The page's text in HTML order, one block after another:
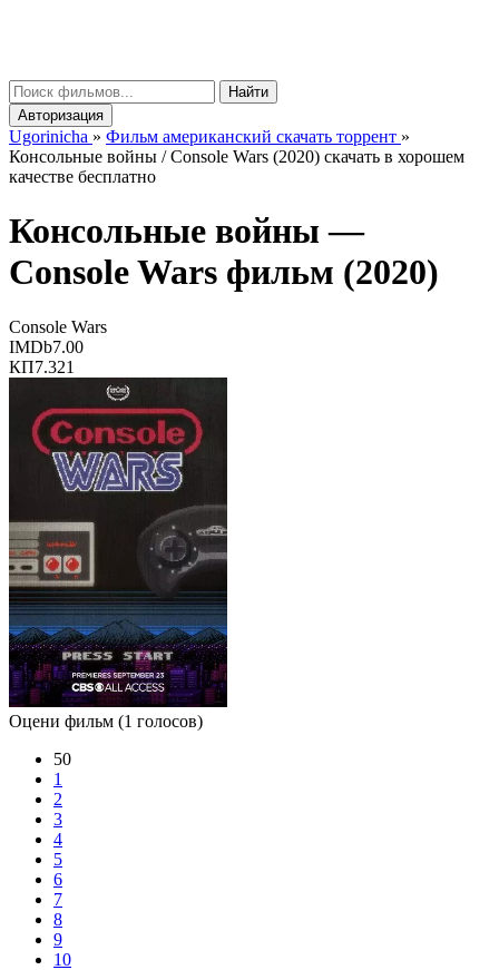
Найти
Авторизация
Ugorinicha » Фильм американский скачать торрент »
Консольные войны / Console Wars (2020) скачать в хорошем
качестве бесплатно
Консольные войны —
Console Wars фильм (2020)
Console Wars
IMDb7.00
КП7.321
Оцени фильм (1 голосов)
50
1
2
3
4
5
6
7
8
9
10